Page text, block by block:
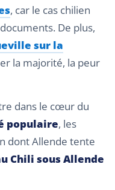
, car le cas chilien
De plus,
sur la
la majorité, la peur
dans le cœur du
populaire, les
dont Allende tente
Chili sous Allende